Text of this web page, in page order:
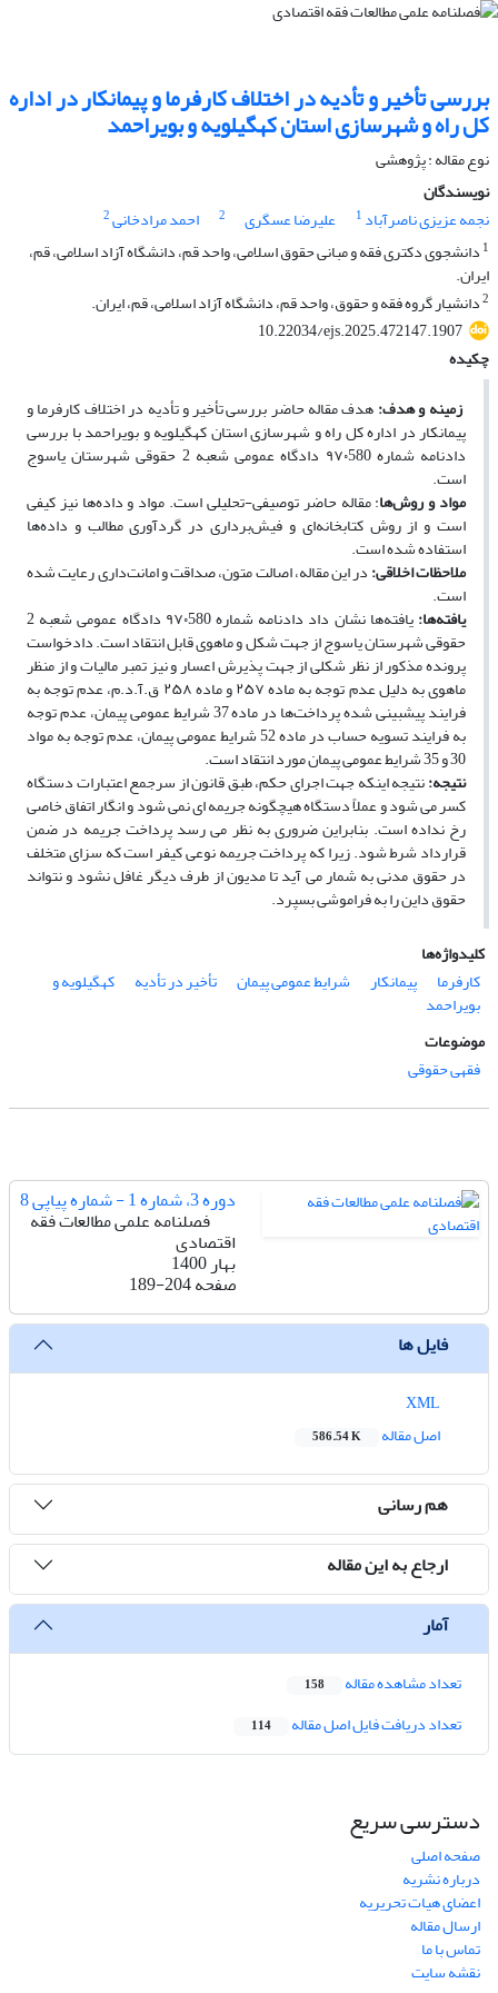
بررسی تأخیر و تأدیه در اختلاف کارفرما و پیمانکار در اداره
کل راه و شهرسازی استان کهگیلویه و بویراحمد
نوع مقاله : پژوهشی
نویسندگان
نجمه عزیزی ناصرآباد 1 علیرضا عسگری 2 احمد مرادخانی2
1 دانشجوی دکتری فقه و مبانی حقوق اسلامی، واحد قم، دانشگاه آزاد اسلامی، قم،
ایران.
2دانشیار گروه فقه و حقوق، واحد قم، دانشگاه آزاد اسلامی، قم، ایران.
10.22034/ejs.2025.472147.1907
چکیده
زمینه و هدف:هدف مقاله حاضربررسی تأخیر و تأدیه در اختلاف کارفرما و
پیمانکار در اداره­ کل راه و شهرسازی استان کهگیلویه و بویراحمد با بررسی
دادنامه شماره ۹۷۰580 دادگاه عمومی شعبه 2 حقوقی شهرستان یاسوج
است.
مواد و روش‌ها: مقاله حاضر توصیفی-تحلیلی است. مواد و داده‌ها نیز کیفی
است و از روش کتاب­خانه‌ای و فیش‌برداری در گردآوری مطالب و داده‌ها
استفاده ‌شده است.
ملاحظات اخلاقی:در این مقاله، اصالت متون، صداقت و امانت‌داری رعایت شده
است.
یافته‌ها: یافته‌ها نشان داد دادنامه شماره ۹۷۰580 دادگاه عمومی شعبه 2
حقوقی شهرستان یاسوج از جهت شکل و ماهوی قابل انتقاد است. دادخواست
پرونده مذکور از نظر شکلی از جهت پذیرش اعسار و نیز تمبر مالیات و از منظر
ماهوی به ­دلیل عدم توجه به ماده ۲۵۷ و ماده ۲۵۸ ق.آ.د.م، عدم توجه به
فرایند پیش­بینی شده پرداخت‌ها در ماده 37 شرایط عمومی پیمان، عدم توجه
به فرایند تسویه­ حساب در ماده 52 شرایط عمومی پیمان، عدم توجه به مواد
30 و 35 شرایط عمومی پیمان مورد انتقاد است.
نتیجه:نتیجه اینکه جهت اجرای حکم، طبق قانون از سرجمع اعتبارات دستگاه
کسر می شود و عملاً دستگاه هیچ­گونه جریمه­ ای نمی­ شود و انگار اتفاق خاصی
رخ نداده است. بنابراین ضروری به نظر می رسد پرداخت جریمه در ضمن
قرارداد شرط شود. زیرا که پرداخت جریمه نوعی کیفر است که سزای متخلف
در حقوق مدنی به­ شمار می آید تا مدیون از طرف دیگر غافل نشود و نتواند
حقوق داین را به فراموشی بسپرد.
کلیدواژه‌ها
کارفرما
پیمانکار شرایط عمومی پیمان تأخیر در تأدیه کهگیلویه و
بویراحمد
موضوعات
فقهی حقوقی
دوره 3، شماره 1 - شماره پیاپی 8
فصلنامه علمی مطالعات فقه
اقتصادی
بهار 1400
صفحه189-204
فایل ها
اصل مقاله
586.54 K
هم رسانی
ارجاع به این مقاله
آمار
تعداد مشاهده مقاله 158
تعداد دریافت فایل اصل مقاله 114
دسترسی سریع
صفحه اصلی
درباره نشریه
اعضای هیات تحریریه
ارسال مقاله
تماس با ما
نقشه سایت